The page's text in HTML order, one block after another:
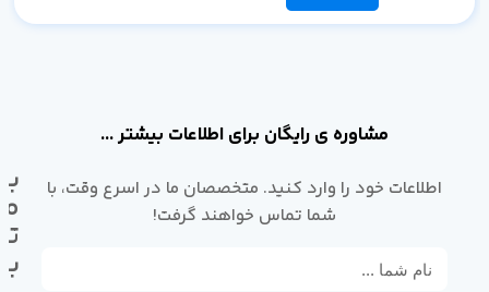
مشاوره ی رایگان برای اطلاعات بیشتر ...
اطلاعات خود را وارد کنید. متخصصان ما در اسرع وقت، با
شما تماس خواهند گرفت!
با